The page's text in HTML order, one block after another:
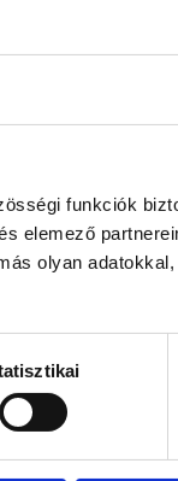
funkciók
elemező
olyan